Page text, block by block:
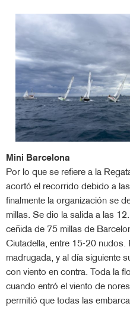
Mini Barcelona
Por lo que se refiere a la
acortó el recorrido debido a
finalmente la organización se
millas. Se dio la salida a las
ceñida de 75 millas de
Ciutadella, entre 15-20 nudos.
madrugada, y al día siguiente
con viento en contra. Toda la
cuando entró el viento de
permitió que todas las